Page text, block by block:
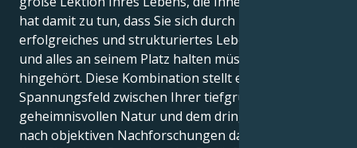
hat damit zu tun, dass Sie sich durch harte Arbeit ein
erfolgreiches und strukturiertes Leben aufbauen
und alles an seinem Platz halten müssen, wo es
hingehört. Diese Kombination stellt ein zwingendes
Spannungsfeld zwischen Ihrer tiefgründigen,
geheimnisvollen Natur und dem dringenden Wunsch
nach objektiven Nachforschungen dar.